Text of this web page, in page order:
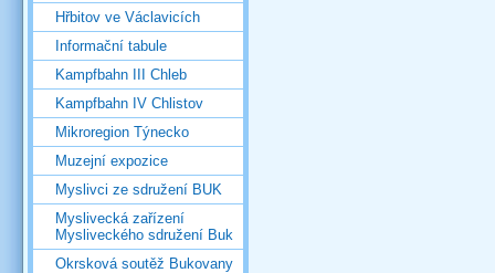
Hřbitov ve Václavicích
Informační tabule
Kampfbahn III Chleb
Kampfbahn IV Chlistov
Mikroregion Týnecko
Muzejní expozice
Myslivci ze sdružení BUK
Myslivecká zařízení
Mysliveckého sdružení Buk
Okrsková soutěž Bukovany